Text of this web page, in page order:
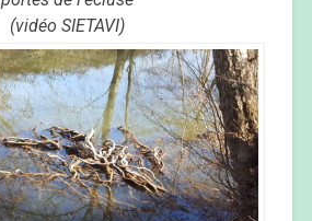
(vidéo SIETAVI)